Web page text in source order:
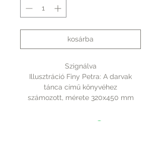
kosárba
Szignálva
Illusztráció Finy Petra: A darvak
tánca című könyvéhez
számozott, mérete 320x450 mm